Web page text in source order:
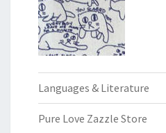
Languages & Literature
Pure Love Zazzle Store